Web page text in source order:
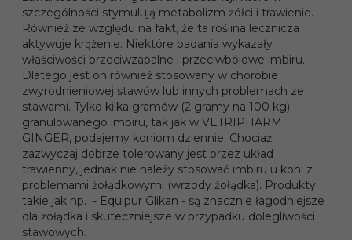
szczególności stymulują metabolizm żółci i trawienie.
Również ze względu na fakt, że ta roślina lecznicza
aktywuje krążenie. Niektóre badania wykazały
właściwości przeciwzapalne i przeciwbólowe imbiru.
Dlatego jest on również stosowany w chorobie
zwyrodnieniowej stawów lub innych problemach ze
stawami. Tylko kilka gramów (2 gramy na 100 kg)
granulowanego imbiru, tak jak w VETRIPHARM
GINGER, podajemy koniom dziennie. Chociaż
zazwyczaj dobrze tolerowany jest przez układ
trawienny, jednak nie należy stosować imbiru u koni z
problemami żołądkowymi (wrzody żołądka). Produkty
takie jak np. - Equipur Glikan - są znacznie łagodniejsze
dla żołądka i skuteczniejsze w przypadku dolegliwości
stawowych.